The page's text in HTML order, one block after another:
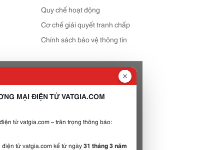
Quy chế hoạt động
Cơ chế giải quyết tranh chấp
Chính sách bảo vệ thông tin
MẠI ĐIỆN TỬ VATGIA.COM
tử vatgia.com – trân trọng thông báo:
tử vatgia.com kể từ ngày31 tháng 3 năm